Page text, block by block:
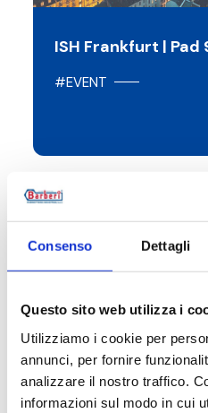
Consenso Dettagli
Questo sito web utilizza i
Utilizziamo i cookie per
annunci, per fornire
analizzare il nostro traffico.
informazioni sul modo in cui
ISH Frankfurt | Pad
#EVENT